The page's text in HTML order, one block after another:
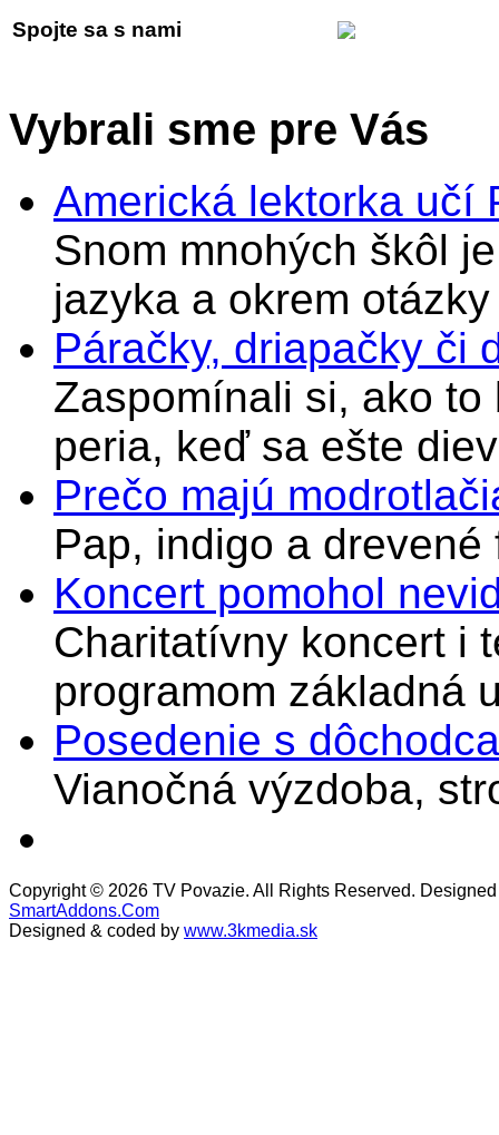
Spojte sa s nami
Vybrali sme pre Vás
Americká lektorka učí
Snom mnohých škôl
jazyka a okrem
Páračky, driapačky či
Zaspomínali si, ako
peria, keď sa ešte
Prečo majú
Pap, indigo a drevené
Koncert pomohol
Charitatívny koncert i
programom základná
Posedenie s
Vianočná výzdoba,
Copyright © 2026 TV Povazie. All Rights Reserved.
SmartAddons.Com
Designed & coded by www.3kmedia.sk